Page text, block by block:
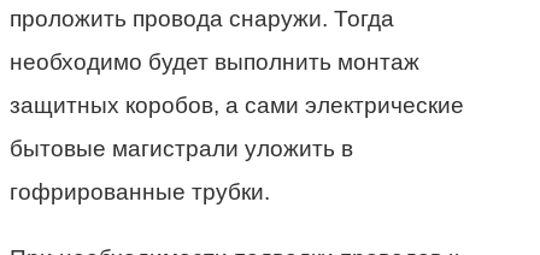
проложить провода снаружи. Тогда
необходимо будет выполнить монтаж
защитных коробов, а сами электрические
бытовые магистрали уложить в
гофрированные трубки.